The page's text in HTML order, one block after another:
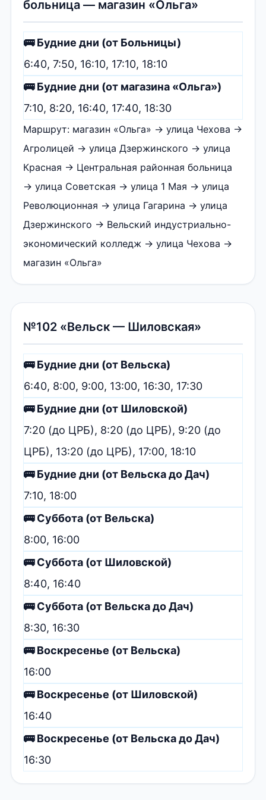
больница — магазин «Ольга»
🚌 Будние дни (от Больницы)
6:40, 7:50, 16:10, 17:10, 18:10
🚌 Будние дни (от магазина «Ольга»)
7:10, 8:20, 16:40, 17:40, 18:30
Маршрут: магазин «Ольга» → улица Чехова →
Агролицей → улица Дзержинского → улица
Красная → Центральная районная больница
→ улица Советская → улица 1 Мая → улица
Революционная → улица Гагарина → улица
Дзержинского → Вельский индустриально-
экономический колледж → улица Чехова →
магазин «Ольга»
№102 «Вельск — Шиловская»
🚌 Будние дни (от Вельска)
6:40, 8:00, 9:00, 13:00, 16:30, 17:30
🚌 Будние дни (от Шиловской)
7:20 (до ЦРБ), 8:20 (до ЦРБ), 9:20 (до
ЦРБ), 13:20 (до ЦРБ), 17:00, 18:10
🚌 Будние дни (от Вельска до Дач)
7:10, 18:00
🚌 Суббота (от Вельска)
8:00, 16:00
🚌 Суббота (от Шиловской)
8:40, 16:40
🚌 Суббота (от Вельска до Дач)
8:30, 16:30
🚌 Воскресенье (от Вельска)
16:00
🚌 Воскресенье (от Шиловской)
16:40
🚌 Воскресенье (от Вельска до Дач)
16:30